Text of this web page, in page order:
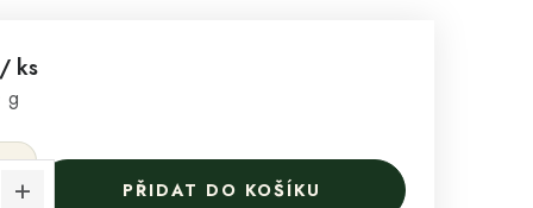
ks
g
PŘIDAT DO KOŠÍKU